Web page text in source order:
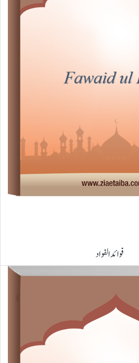
فوائد الفواد